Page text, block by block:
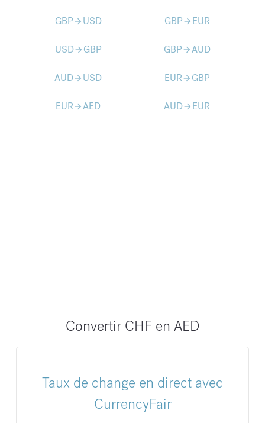
GBParrow_forward USD GBParrow_forward EUR
USDarrow_forward GBP GBParrow_forwardAUD
AUDarrow_forward USD EURarrow_forward GBP
EURarrow_forwardAED AUDarrow_forward EUR
Convertir CHF en AED
Taux de change en direct avec
CurrencyFair